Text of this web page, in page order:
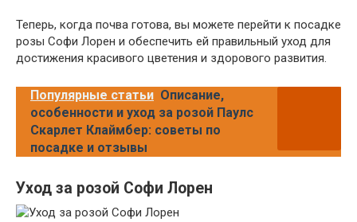
Теперь, когда почва готова, вы можете перейти к посадке
розы Софи Лорен и обеспечить ей правильный уход для
достижения красивого цветения и здорового развития.
Популярные статьи Описание,
особенности и уход за розой Паулс
Скарлет Клаймбер: советы по
посадке и отзывы
Уход за розой Софи Лорен